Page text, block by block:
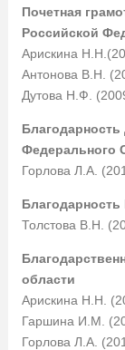
Почетная
Российской
Арискина
Антонова В.Н.
Дутова Н.Ф.
Федерального
Горлова Л.А.
Толстова В.Н.
области
Арискина Н.Н.
Гаршина И.М.
Горлова Л.А.